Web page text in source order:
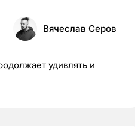
Вячеслав Серов
удивлять и